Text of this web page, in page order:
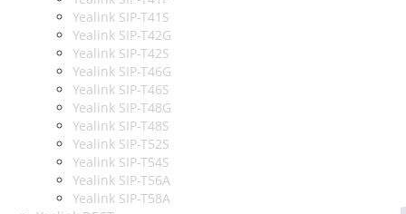
Yealink SIP-T41S
Yealink SIP-T42G
Yealink SIP-T42S
Yealink SIP-T46G
Yealink SIP-T46S
Yealink SIP-T48G
Yealink SIP-T48S
Yealink SIP-T52S
Yealink SIP-T54S
Yealink SIP-T56A
Yealink SIP-T58A